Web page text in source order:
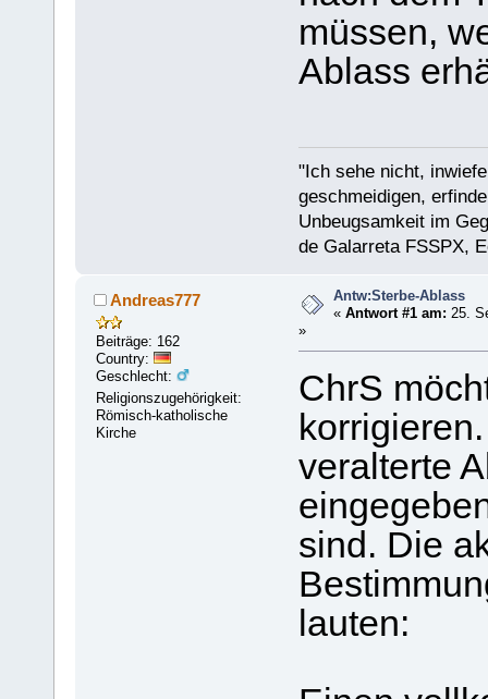
müssen,
Ablass
"Ich sehe nicht,
geschmeidigen,
Unbeugsamkeit im
de Galarreta FSSPX,
Andreas777
Beiträge: 162
Country:
Geschlecht:
Religionszugehörigkeit:
Römisch-katholische
Kirche
Antw:Sterbe-Ablass
«Antwort #1 am: 25.
»
ChrS
veralterte
sind. Die
lauten: